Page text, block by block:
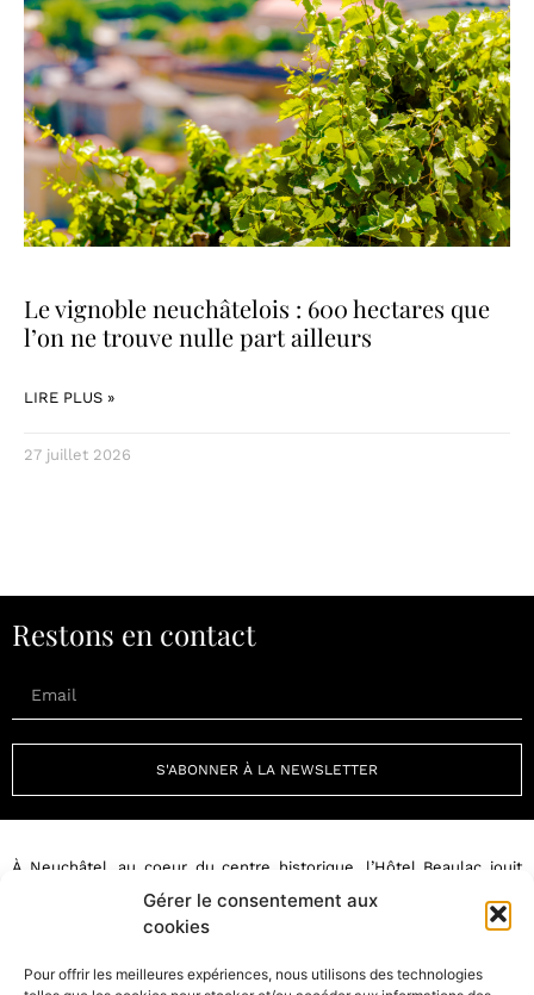
Gérer le consentement aux
cookies
Pour offrir les meilleures expériences, nous utilisons des technologies
Le vignoble neuchâtelois : 600 hectares que
l’on ne trouve nulle part ailleurs
LIRE PLUS »
27 juillet 2026
Restons en contact
S'ABONNER À LA NEWSLETTER
À Neuchâtel, au coeur du centre historique, l’Hôtel Beaulac jouit
d’un emplacement exceptionnel au bord du lac et conjugue
harmonieusement atmosphère urbaine et havre de paix.